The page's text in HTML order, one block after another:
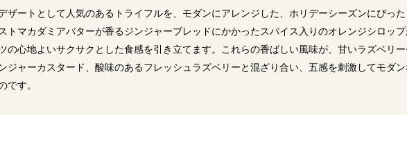
ザートとして人気のあるトライフルを、モダンにアレンジした、ホリデーシーズンにぴった
トマカダミアバターが香るジンジャーブレッドにかかったスパイス入りのオレンジシロッ
の心地よいサクサクとした食感を引き立てます。これらの香ばしい風味が、甘いラズベリ
ジャーカスタード、酸味のあるフレッシュラズベリーと混ざり合い、五感を刺激してモダ
です。